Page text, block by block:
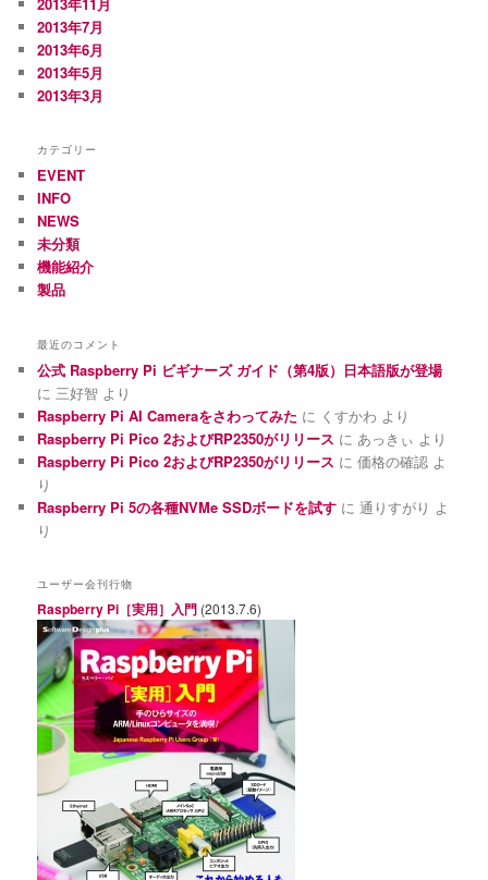
2013年7月
2013年6月
2013年5月
2013年3月
カテゴリー
EVENT
INFO
NEWS
未分類
機能紹介
製品
最近のコメント
公式 Raspberry Pi ビギナーズ ガイド（第4版）日本語版が登場
に 三好智 より
Raspberry Pi AI Cameraをさわってみた に くすかわ より
Raspberry Pi Pico 2およびRP2350がリリース に あっきぃ より
Raspberry Pi Pico 2およびRP2350がリリース に価格の確認 よ
り
Raspberry Pi 5の各種NVMe SSDボードを試す に通りすがり よ
り
ユーザー会刊行物
Raspberry Pi［実用］入門 (2013.7.6)